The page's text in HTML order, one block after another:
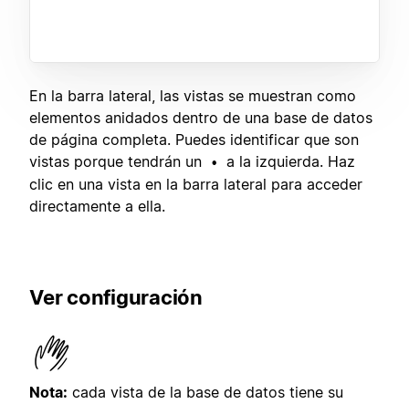
En la barra lateral, las vistas se muestran como
elementos anidados dentro de una base de datos
de página completa. Puedes identificar que son
vistas porque tendrán un
•
a la izquierda. Haz
clic en una vista en la barra lateral para acceder
directamente a ella.
Ver configuración
Nota: cada vista de la base de datos tiene su